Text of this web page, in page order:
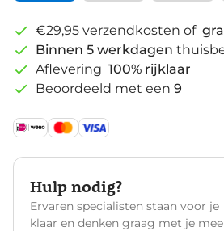
€29,95 verzendkosten of
Binnen 5 werkdagen
Aflevering 100% rijklaar
Beoordeeld met een 9
Hulp nodig?
Ervaren specialisten staan voor je
klaar en denken graag met je mee